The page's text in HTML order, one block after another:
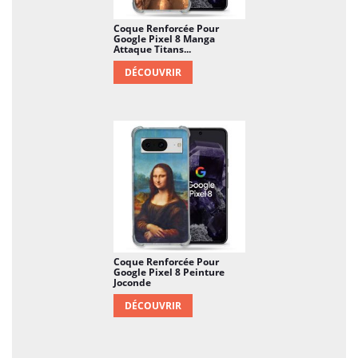
Coque Renforcée Pour
Google Pixel 8 Manga
Attaque Titans...
DÉCOUVRIR
Coque Renforcée Pour
Google Pixel 8 Peinture
Joconde
DÉCOUVRIR